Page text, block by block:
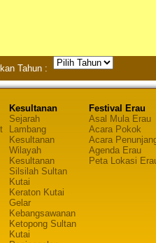
Tahun :
Kesultanan
Sejarah
Lambang
Kesultanan
Wilayah
Kesultanan
Silsilah Sultan
Kutai
Keraton Kutai
Gelar
Kebangsawanan
Ketopong Sultan
Kutai
Festival Erau
Asal Mula Erau
Acara Pokok
Acara
Agenda Erau
Peta Lokasi